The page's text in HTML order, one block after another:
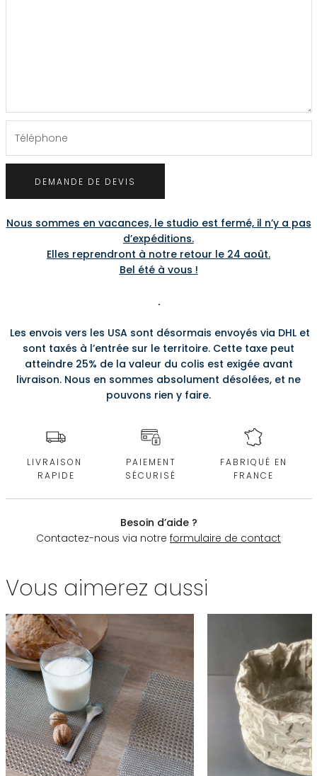
Nous sommes en vacances, le studio est fermé, il n’y a pas
d’expéditions.
Elles reprendront à notre retour le 24 août.
Bel été à vous !
.
Les envois vers les USA sont désormais envoyés via DHL et
sont taxés à l’entrée sur le territoire. Cette taxe peut
atteindre 25% de la valeur du colis est exigée avant
livraison. Nous en sommes absolument désolées, et ne
pouvons rien y faire.
LIVRAISON
RAPIDE
PAIEMENT
SÉCURISÉ
FABRIQUÉ EN
FRANCE
Besoin d’aide ?
Contactez-nous via notre formulaire de contact
Vous aimerez aussi